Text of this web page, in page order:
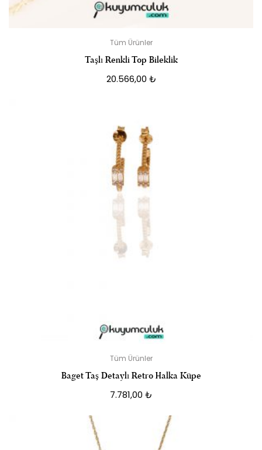
Tüm Ürünler
Taşlı Renkli Top Bileklik
20.566,00 ₺
Tüm Ürünler
Baget Taş Detaylı Retro Halka Küpe
7.781,00 ₺